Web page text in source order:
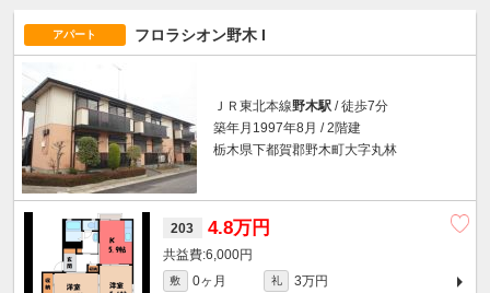
アパート フロラシオン野木 I
ＪＲ東北本線野木駅 / 徒歩7分
築年月1997年8月 / 2階建
栃木県下都賀郡野木町大字丸林
203 4.8万円
6,000円
敷 0ヶ月 礼
3万円